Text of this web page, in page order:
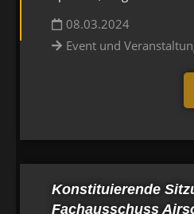
08.03.2024
Event und
Konstituierende
Fachausschuss